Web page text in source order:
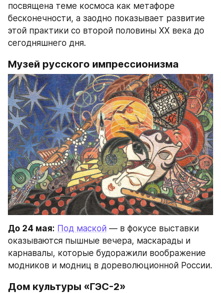
посвящена теме космоса как метафоре
бесконечности, а заодно показывает развитие
этой практики со второй половины XX века до
сегодняшнего дня.
Музей русского импрессионизма
До 24 мая: Под маской — в фокусе выставки
оказываются пышные вечера, маскарады и
карнавалы, которые будоражили воображение
модников и модниц в дореволюционной России.
Дом культуры «ГЭС-2»